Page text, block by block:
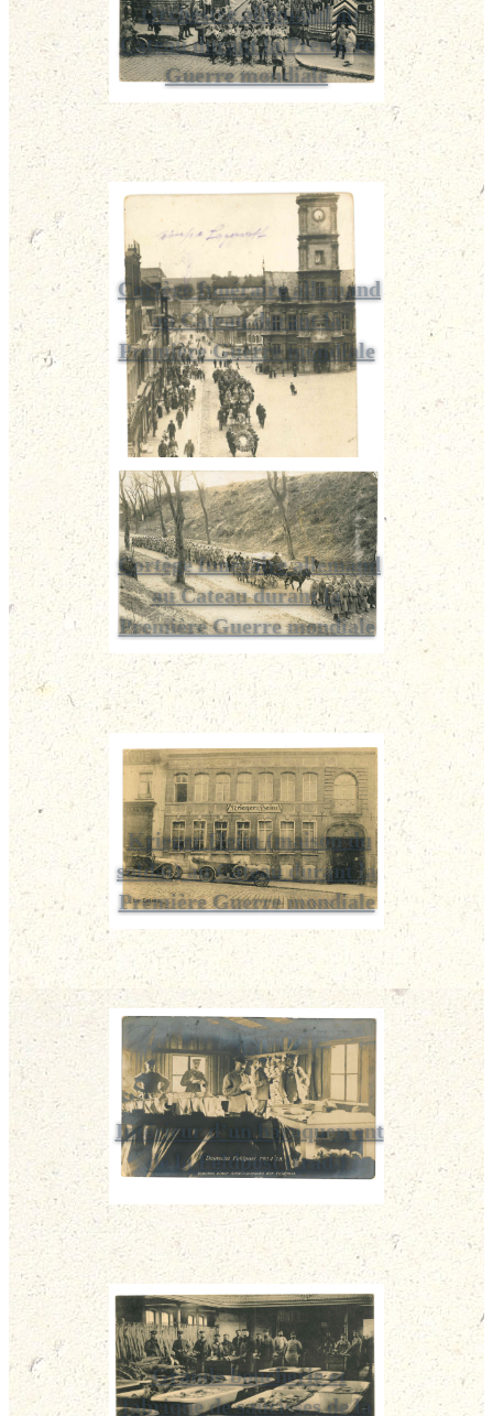
Orchestre allemand au
Cateau durant la Première
Guerre mondiale
Cortège funéraire allemand
au Cateau durant la
Première Guerre mondiale
Cortège funéraire allemand
au Cateau durant la
Première Guerre mondiale
Krieger Heim (maison du
soldat) au Cateau durant la
Première Guerre mondiale
Intérieur d’un baraquement
de la Feldpost (trad.)
Grande boucherie et
fabrique de saucisses de la